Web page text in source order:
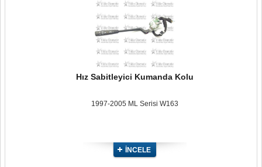
Hız Sabitleyici Kumanda Kolu
1997-2005 ML Serisi W163
İNCELE